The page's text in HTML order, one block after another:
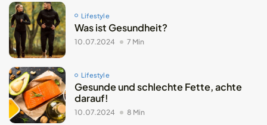
Lifestyle
Was ist Gesundheit?
10.07.2024 7 Min
Lifestyle
Gesunde und schlechte Fette, achte
darauf!
10.07.2024 8 Min